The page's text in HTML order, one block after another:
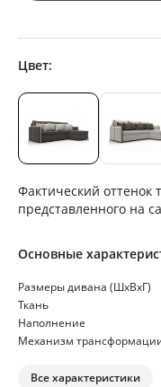
Цвет:
Фактический оттенок
представленного на
Основные
Размеры дивана (ШхВхГ)
Ткань
Наполнение
Механизм
Все характеристики